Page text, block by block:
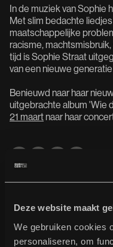
Deze website maakt
We gebruiken cookies
personaliseren, om
In de muziek van Sophie
Met slim bedachte
maatschappelijke
racisme,
tijd is Sophie Straat
van een nieuwe
Benieuwd naar haar
uitgebrachte album 'Wie
21 maart naar haar